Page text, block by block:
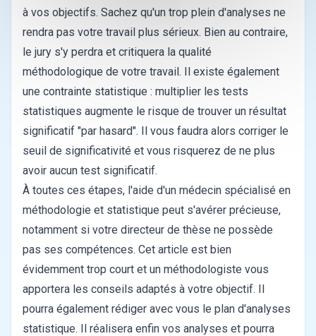
à vos objectifs. Sachez qu'un trop plein d'analyses ne
rendra pas votre travail plus sérieux. Bien au contraire,
le jury s'y perdra et critiquera la qualité
méthodologique de votre travail. Il existe également
une contrainte statistique : multiplier les tests
statistiques augmente le risque de trouver un résultat
significatif "par hasard". Il vous faudra alors corriger le
seuil de significativité et vous risquerez de ne plus
avoir aucun test significatif.
À toutes ces étapes, l'aide d'un médecin spécialisé en
méthodologie et statistique peut s'avérer précieuse,
notamment si votre directeur de thèse ne possède
pas ses compétences. Cet article est bien
évidemment trop court et un méthodologiste vous
apportera les conseils adaptés à votre objectif. Il
pourra également rédiger avec vous le plan d'analyses
statistique. Il réalisera enfin vos analyses et pourra